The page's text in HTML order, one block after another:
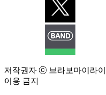
저작권자 ⓒ 브라보마이라
이용 금지